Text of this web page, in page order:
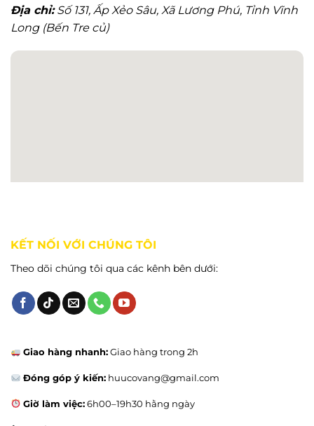
Địa chỉ:Số 131, Ấp Xẻo Sâu, Xã Lương Phú, Tỉnh Vĩnh
Long (Bến Tre củ)
Giao hàng nhanh:Giao hàng trong 2h
Đóng góp ý kiến: huucovang@gmail.com
Giờ làm việc:6h00–19h30 hằng ngày
KẾT NỐI VỚI CHÚNG TÔI
Theo dõi chúng tôi qua các kênh bên dưới: